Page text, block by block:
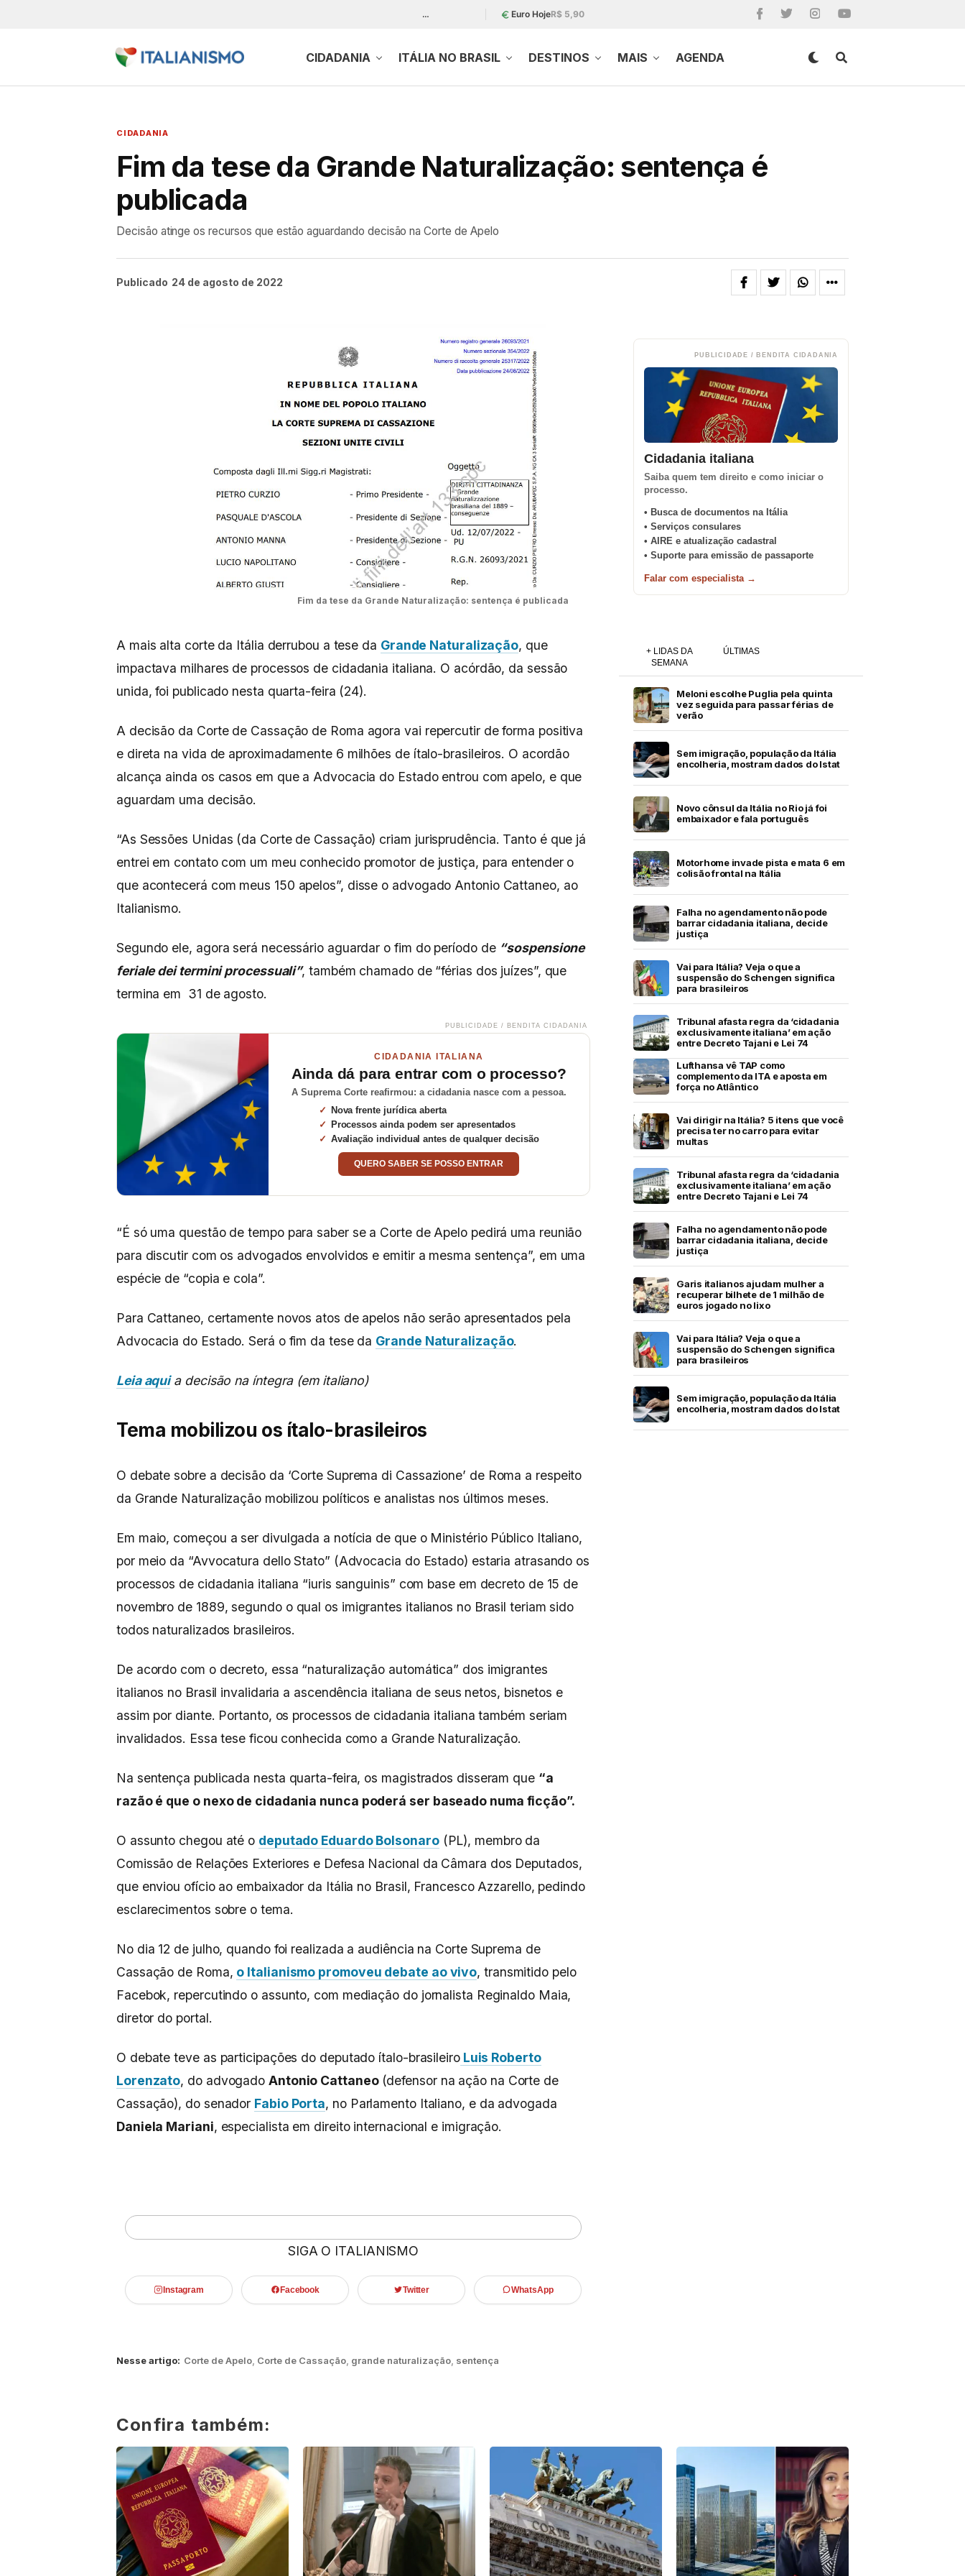
… Euro HojeR$ 5,90
CIDADANIA ITÁLIA NO BRASIL DESTINOS MAIS AGENDA
CIDADANIA
Fim da tese da Grande Naturalização: sentença é
publicada
Decisão atinge os recursos que estão aguardando decisão na Corte de Apelo
Publicado 24 de agosto de 2022
Fim da tese da Grande Naturalização: sentença é publicada
A mais alta corte da Itália derrubou a tese da Grande Naturalização, que
impactava milhares de processos de cidadania italiana. O acórdão, da sessão
unida, foi publicado nesta quarta-feira (24).
A decisão da Corte de Cassação de Roma agora vai repercutir de forma positiva
e direta na vida de aproximadamente 6 milhões de ítalo-brasileiros. O acordão
alcança ainda os casos em que a Advocacia do Estado entrou com apelo, e que
aguardam uma decisão.
“As Sessões Unidas (da Corte de Cassação) criam jurisprudência. Tanto é que já
entrei em contato com um meu conhecido promotor de justiça, para entender o
que acontecerá com meus 150 apelos”, disse o advogado Antonio Cattaneo, ao
Italianismo.
Segundo ele, agora será necessário aguardar o fim do período de “sospensione
feriale dei termini processuali”, também chamado de “férias dos juízes”, que
termina em 31 de agosto.
PUBLICIDADE / BENDITA CIDADANIA
CIDADANIA ITALIANA
Ainda dá para entrar com o processo?
A Suprema Corte reafirmou: a cidadania nasce com a pessoa.
Nova frente jurídica aberta
Processos ainda podem ser apresentados
Avaliação individual antes de qualquer decisão
QUERO SABER SE POSSO ENTRAR
“É só uma questão de tempo para saber se a Corte de Apelo pedirá uma reunião
para discutir com os advogados envolvidos e emitir a mesma sentença”, em uma
espécie de “copia e cola”.
Para Cattaneo, certamente novos atos de apelos não serão apresentados pela
Advocacia do Estado. Será o fim da tese da Grande Naturalização.
Leia aquia decisão na íntegra (em italiano)
Tema mobilizou os ítalo-brasileiros
O debate sobre a decisão da ‘Corte Suprema di Cassazione’ de Roma a respeito
da Grande Naturalização mobilizou políticos e analistas nos últimos meses.
Em maio, começou a ser divulgada a notícia de que o Ministério Público Italiano,
por meio da “Avvocatura dello Stato” (Advocacia do Estado) estaria atrasando os
processos de cidadania italiana “iuris sanguinis” com base em decreto de 15 de
novembro de 1889, segundo o qual os imigrantes italianos no Brasil teriam sido
todos naturalizados brasileiros.
De acordo com o decreto, essa “naturalização automática” dos imigrantes
italianos no Brasil invalidaria a ascendência italiana de seus netos, bisnetos e
assim por diante. Portanto, os processos de cidadania italiana também seriam
invalidados. Essa tese ficou conhecida como a Grande Naturalização.
Na sentença publicada nesta quarta-feira, os magistrados disseram que “a
razão é que o nexo de cidadania nunca poderá ser baseado numa ficção”.
O assunto chegou até o deputado Eduardo Bolsonaro(PL), membro da
Comissão de Relações Exteriores e Defesa Nacional da Câmara dos Deputados,
que enviou ofício ao embaixador da Itália no Brasil, Francesco Azzarello, pedindo
esclarecimentos sobre o tema.
No dia 12 de julho, quando foi realizada a audiência na Corte Suprema de
Cassação de Roma, o Italianismo promoveu debate ao vivo, transmitido pelo
Facebok, repercutindo o assunto, com mediação do jornalista Reginaldo Maia,
diretor do portal.
O debate teve as participações do deputado ítalo-brasileiroLuis Roberto
Lorenzato, do advogado Antonio Cattaneo (defensor na ação na Corte de
Cassação), do senador Fabio Porta, no Parlamento Italiano, e da advogada
Daniela Mariani, especialista em direito internacional e imigração.
SIGA O ITALIANISMO
Instagram Facebook Twitter WhatsApp
Nesse artigo: Corte de Apelo, Corte de Cassação, grande naturalização, sentença
PUBLICIDADE / BENDITA CIDADANIA
Cidadania italiana
Saiba quem tem direito e como iniciar o
processo.
• Busca de documentos na Itália
• Serviços consulares
• AIRE e atualização cadastral
• Suporte para emissão de passaporte
Falar com especialista →
+ LIDAS DA
SEMANA
ÚLTIMAS
Meloni escolhe Puglia pela quinta
vez seguida para passar férias de
verão
Sem imigração, população da Itália
encolheria, mostram dados do Istat
Novo cônsul da Itália no Rio já foi
embaixador e fala português
Motorhome invade pista e mata 6 em
colisão frontal na Itália
Falha no agendamento não pode
barrar cidadania italiana, decide
justiça
Vai para Itália? Veja o que a
suspensão do Schengen significa
para brasileiros
Tribunal afasta regra da ‘cidadania
exclusivamente italiana’ em ação
entre Decreto Tajani e Lei 74
Lufthansa vê TAP como
complemento da ITA e aposta em
força no Atlântico
Vai dirigir na Itália? 5 itens que você
precisa ter no carro para evitar
multas
Tribunal afasta regra da ‘cidadania
exclusivamente italiana’ em ação
entre Decreto Tajani e Lei 74
Falha no agendamento não pode
barrar cidadania italiana, decide
justiça
Garis italianos ajudam mulher a
recuperar bilhete de 1 milhão de
euros jogado no lixo
Vai para Itália? Veja o que a
suspensão do Schengen significa
para brasileiros
Sem imigração, população da Itália
encolheria, mostram dados do Istat
Confira também: